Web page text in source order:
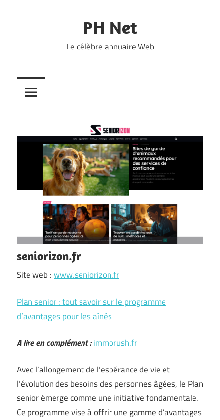
PH Net
Le célèbre annuaire Web
seniorizon.fr
Site web :www.seniorizon.fr
Plan senior : tout savoir sur le programme
d’avantages pour les aînés
A lire en complément :immorush.fr
Avec l’allongement de l’espérance de vie et
l’évolution des besoins des personnes âgées, le Plan
senior émerge comme une initiative fondamentale.
Ce programme vise à offrir une gamme d’avantages